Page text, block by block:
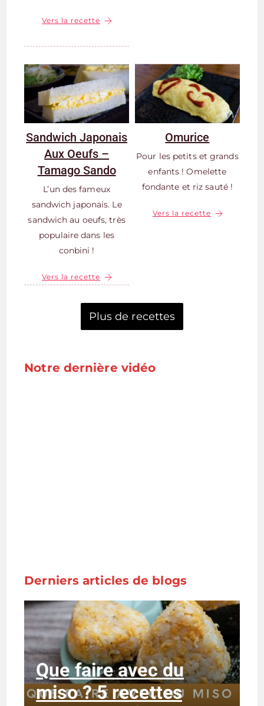
Vers la recette
Sandwich Japonais
Aux Oeufs –
Tamago Sando
L’un des fameux
sandwich japonais. Le
sandwich au oeufs, très
populaire dans les
conbini !
Vers la recette
Omurice
Pour les petits et grands
enfants ! Omelette
fondante et riz sauté !
Vers la recette
Plus de recettes
Notre dernière vidéo
Derniers articles de blogs
Que faire avec du
miso ? 5 recettes